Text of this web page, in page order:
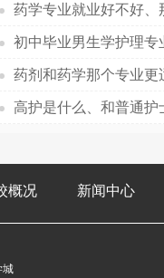
初中毕业男生学护理专
药剂和药学那个专业更
高护是什么、和普通护
概况 新闻中心
城